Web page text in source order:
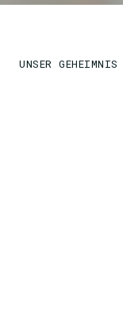
UNSER GEHEIMNIS